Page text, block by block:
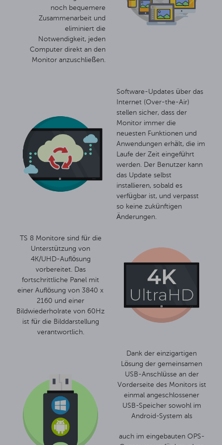
noch bequemere
Zusammenarbeit und
eliminiert die
Notwendigkeit, jeden
Computer direkt an den
Monitor anzuschließen.
Software-Updates über das
Internet (Over-the-Air)
stellen sicher, dass der
Monitor immer die
neuesten Funktionen und
Anwendungen erhält, die im
Laufe der Zeit eingeführt
werden. Der Benutzer kann
das Update selbst
installieren, sobald es
verfügbar ist, und verpasst
so keine zukünftigen
Änderungen.
TS 8 Monitore sind für die
Unterstützung von
4K/UHD-Auflösung
vorbereitet. Das
fortschrittliche Panel mit
einer Auflösung von 3840 x
2160 und einer
Bildwiederholrate von 60Hz
ist für die Bilddarstellung
verantwortlich.
Dank der einzigartigen
Lösung der gemeinsamen
USB-Anschlüsse an der
Vorderseite des Monitors ist
einmal angeschlossener
USB-Speicher sowohl im
Android-System als
auch im eingebauten OPS-